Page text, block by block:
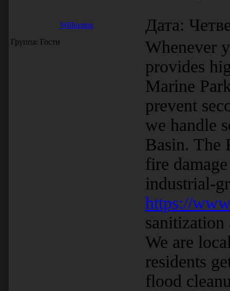
Williamtig Дата:
Группа: Гости
Whenever
provides
Marine
prevent
we handle
Basin. The
fire
industrial-
https://
We are
residents
flood